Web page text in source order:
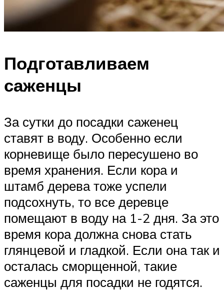
Подготавливаем
саженцы
За сутки до посадки саженец
ставят в воду. Особенно если
корневище было пересушено во
время хранения. Если кора и
штамб дерева тоже успели
подсохнуть, то все деревце
помещают в воду на 1-2 дня. За это
время кора должна снова стать
глянцевой и гладкой. Если она так и
осталась сморщенной, такие
саженцы для посадки не годятся.